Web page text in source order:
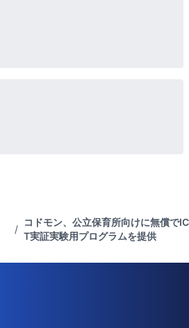
/
コドモン、公立保育所向けに無償でIC
T実証実験用プログラムを提供